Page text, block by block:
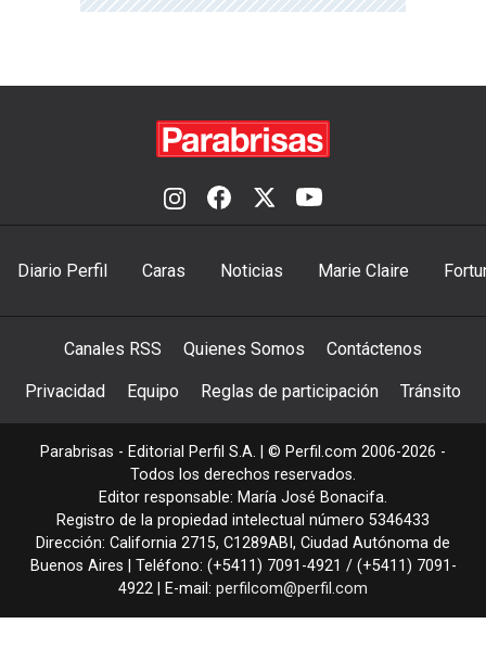
Diario Perfil Caras Noticias Marie Claire
Canales RSS Quienes Somos Contáctenos
Privacidad Equipo Reglas de participación Tránsito
Parabrisas - Editorial Perfil S.A. | © Perfil.com 2006-2026 -
Todos los derechos reservados.
Editor responsable: María José Bonacifa.
Registro de la propiedad intelectual número 5346433
Dirección: California 2715, C1289ABI , Ciudad Autónoma de
Buenos Aires | Teléfono: (+5411) 7091-4921 / (+5411) 7091-
4922 | E-mail: perfilcom@perfil.com